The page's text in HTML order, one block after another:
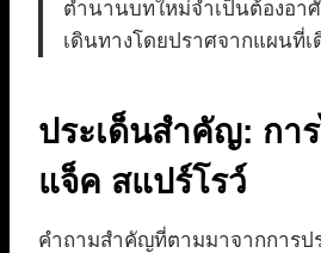
ตำนานบทใหม่จำเป็นต้องอา
เดินทางโดยปราศจากแผนที่เ
ประเด็นสำคัญ: กา
แจ็ค สแปร์โรว์
คำถามสำคัญที่ตามมาจากการป